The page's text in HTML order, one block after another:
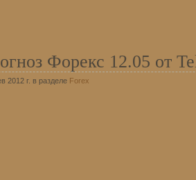
Форекс 12.05 от
2012 г. в разделе Forex